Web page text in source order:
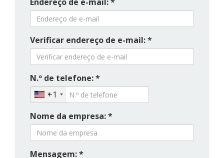
Verificar endereço de e-mail: *
N.º de telefone: *
+1
Nome da empresa: *
Mensagem: *